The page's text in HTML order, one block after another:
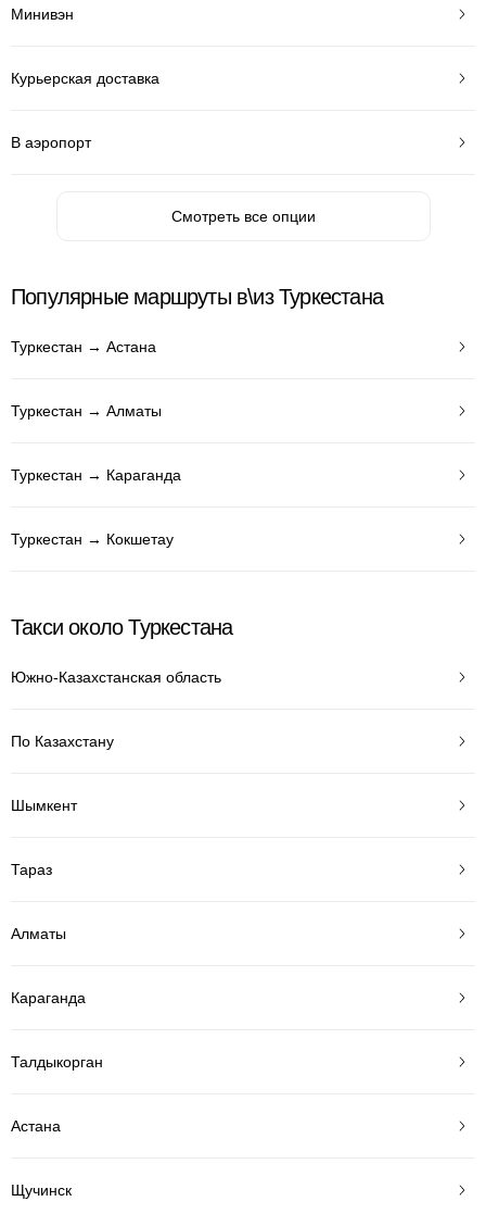
Минивэн
Курьерская доставка
В аэропорт
Смотреть все опции
Популярные маршруты в\из Туркестана
Туркестан → Астана
Туркестан → Алматы
Туркестан → Караганда
Туркестан → Кокшетау
Такси около Туркестана
Южно-Казахстанская область
По Казахстану
Шымкент
Тараз
Алматы
Караганда
Талдыкорган
Астана
Щучинск